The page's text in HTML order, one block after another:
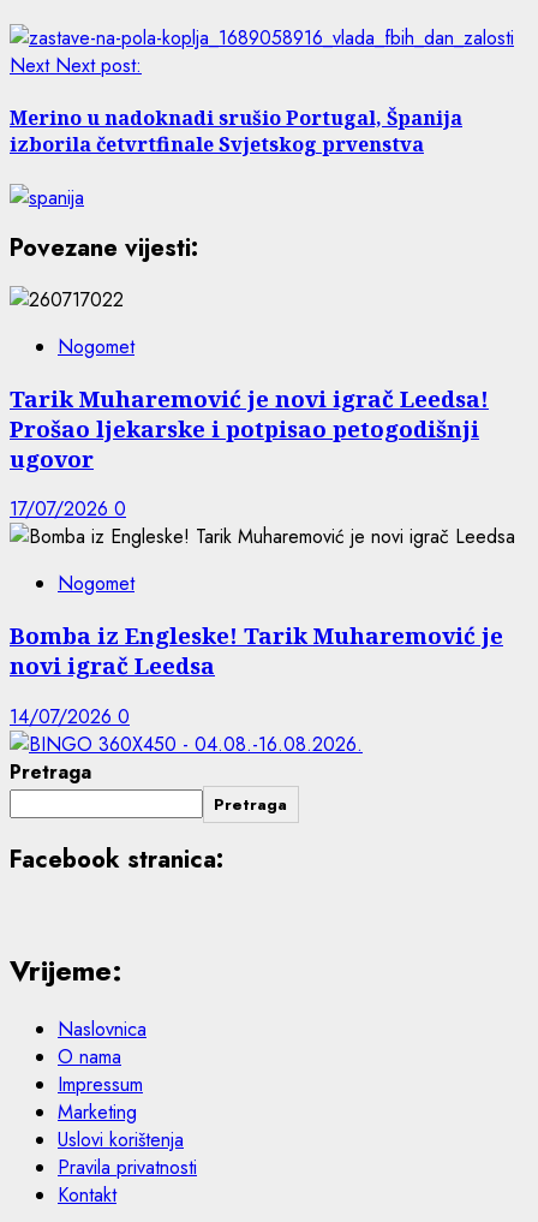
Next Next post:
Merino u nadoknadi srušio Portugal, Španija
izborila četvrtfinale Svjetskog prvenstva
Povezane vijesti:
Nogomet
Tarik Muharemović je novi igrač Leedsa!
Prošao ljekarske i potpisao petogodišnji
ugovor
17/07/2026 0
Nogomet
Bomba iz Engleske! Tarik Muharemović je
novi igrač Leedsa
14/07/2026 0
Pretraga
Pretraga
Facebook stranica:
Vrijeme:
Naslovnica
O nama
Impressum
Marketing
Uslovi korištenja
Pravila privatnosti
Kontakt